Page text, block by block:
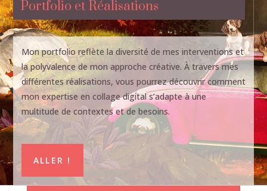
Portfolio et Réalisations
Mon portfolio reflète la diversité de mes interventions et
la polyvalence de mon approche créative. À travers mes
différentes réalisations, vous pourrez découvrir comment
mon expertise en collage digital s’adapte à une
multitude de contextes et de besoins.
ALLER !